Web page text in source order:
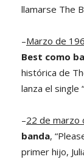
llamarse The
–Marzo de
Best como
histórica de
lanza el single
–22 de marzo
banda,
primer hijo,